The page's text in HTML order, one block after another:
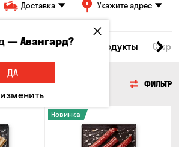
Доставка Укажите адрес
Рыба Морепродукты
ФИЛЬТР
Новинка
—Авангард?
ДА
изменить